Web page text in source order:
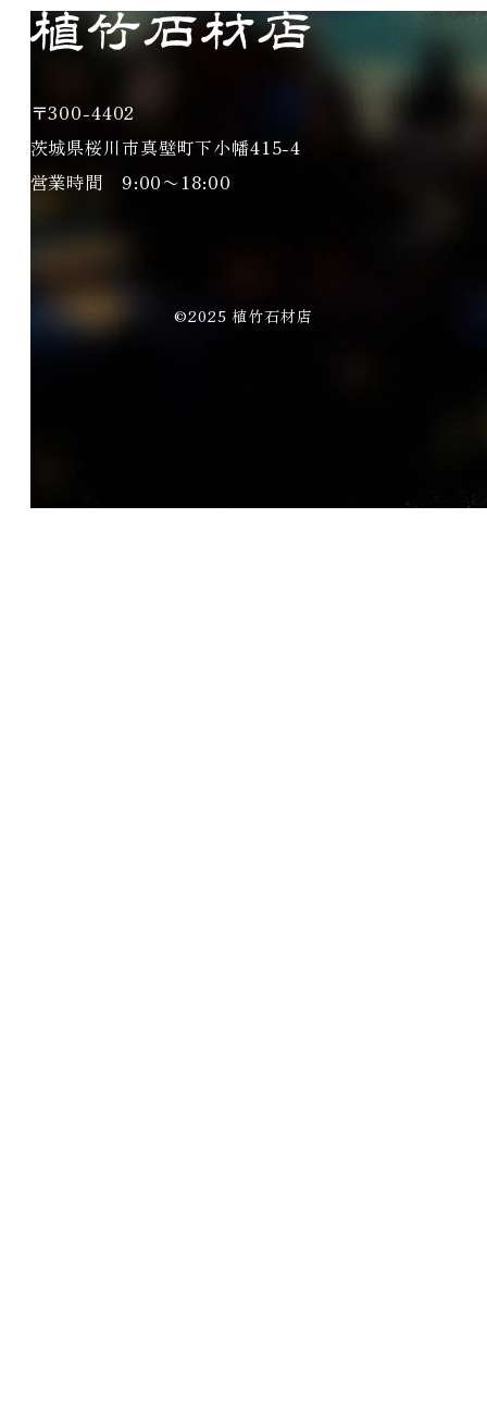
〒300-4402
茨城県桜川市真壁町下小幡415-4
営業時間 9:00〜18:00
©2025 植竹石材店